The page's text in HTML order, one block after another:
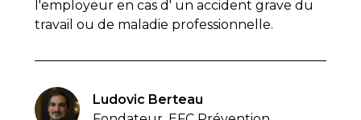
l'employeur en cas d' un accident grave du
travail ou de maladie professionnelle.
Ludovic Berteau